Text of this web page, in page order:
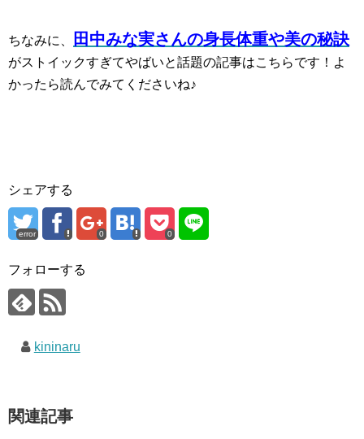
ちなみに、 田中みな実さんの身長体重や美の秘訣
がストイックすぎてやばいと話題の記事はこちらです！よ
かったら読んでみてくださいね♪
シェアする
error 0 0
フォローする
kininaru
関連記事